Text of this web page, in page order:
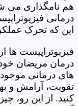
هم نامگذاری می
درمانی
این که تحرک
فیزیوتراپیست ها
درمان مریضان
های درمانی
تقویت، آرامش و
کنید. از این رو،